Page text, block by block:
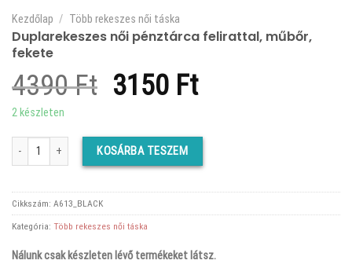
Kezdőlap / Több rekeszes női táska
Duplarekeszes női pénztárca felirattal, műbőr,
fekete
4390Ft Original
was:
4390 Ft.
3150 FtCurrent
is:
3150 Ft.
2 készleten
Duplarekeszes női pénztárca felirattal, műbőr, fekete mennyiség
KOSÁRBA TESZEM
Cikkszám: A613_BLACK
Kategória: Több rekeszes női táska
Nálunk csak készleten lévő termékeket látsz.